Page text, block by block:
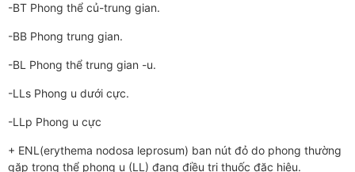
-BT Phong thể củ-trung gian.
-BB Phong trung gian.
-BL Phong thể trung gian -u.
-LLs Phong u dưới cực.
-LLp Phong u cực
+ ENL(erythema nodosa leprosum) ban nút đỏ do phong thường
gặp trong thể phong u (LL) đang điều trị thuốc đặc hiệu.